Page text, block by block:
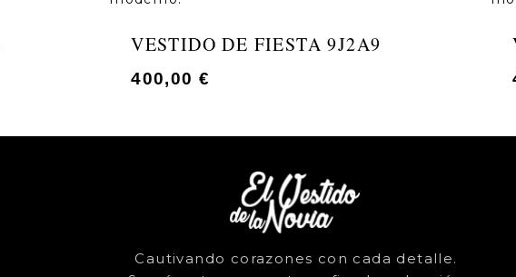
VESTIDO DE FIESTA 9J2A9
400,00€
Cautivando corazones con cada detalle.